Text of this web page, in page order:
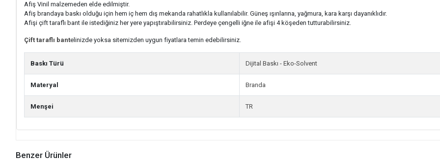
Afiş Vinil malzemeden elde edilmiştir.
Afiş brandaya baskı olduğu için hem iç hem dış mekanda rahatlıkla kullanılabilir. Güneş ışınlarına, yağmura, kara karşı dayanıklıdır.
Afişi çift taraflı bant ile istediğiniz her yere yapıştırabilirsiniz. Perdeye çengelli iğne ile afişi 4 köşeden tutturabilirsiniz.
Çift taraflı bantelinizde yoksa sitemizden uygun fiyatlara temin edebilirsiniz.
Baskı Türü Dijital Baskı - Eko-Solvent
Materyal Branda
Menşei TR
Benzer Ürünler